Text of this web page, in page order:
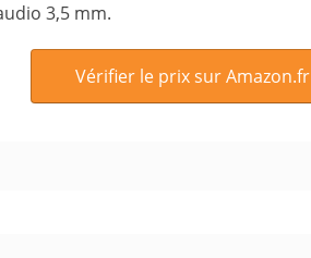
3,5 mm.
Vérifier le prix sur Amazon.fr